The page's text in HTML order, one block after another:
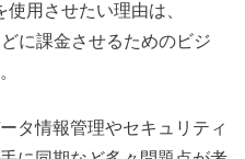
用させたい理由は、
に課金させるためのビジ
タ情報管理やセキュリティ